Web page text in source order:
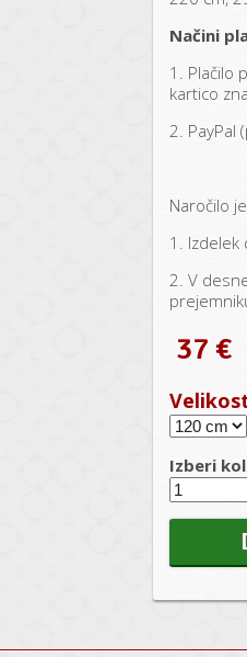
Načini
1. Plačilo
kartico
2. PayPal
Naročilo
1. Izdelek
2. V
37 €
Izberi